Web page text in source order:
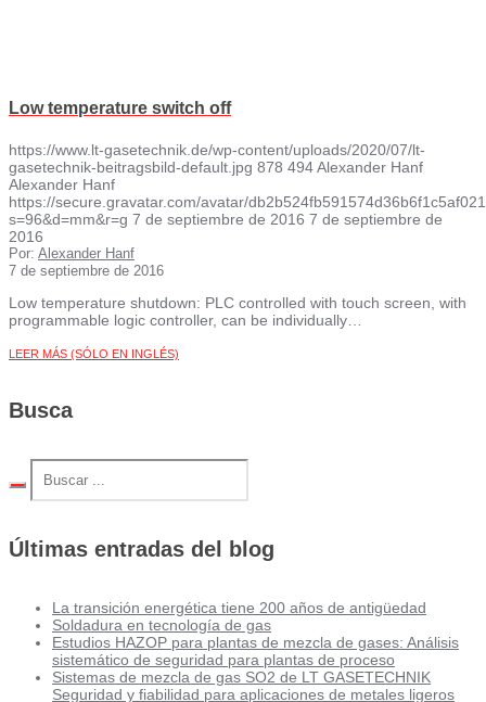
Low temperature switch off
https://www.lt-gasetechnik.de/wp-content/uploads/2020/07/lt-
gasetechnik-beitragsbild-default.jpg 878 494Alexander Hanf
Alexander Hanf
https://secure.gravatar.com/avatar/
s=96&d=mm&r=g 7 de septiembre de 2016 7 de septiembre de
2016
Por: Alexander Hanf
7 de septiembre de 2016
Low temperature shutdown: PLC controlled with touch screen, with
programmable logic controller, can be individually…
LEER MÁS (SÓLO EN INGLÉS)
Busca
Últimas entradas del blog
La transición energética tiene 200 años de antigüedad
Soldadura en tecnología de gas
Estudios HAZOP para plantas de mezcla de gases: Análisis
sistemático de seguridad para plantas de proceso
Sistemas de mezcla de gas SO2 de LT GASETECHNIK
Seguridad y fiabilidad para aplicaciones de metales ligeros